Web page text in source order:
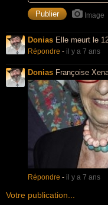
Image
Donias Elle meurt le
Répondre - il y a 7 ans
Donias Françoise
Répondre - il y a 7 ans
Votre publication...